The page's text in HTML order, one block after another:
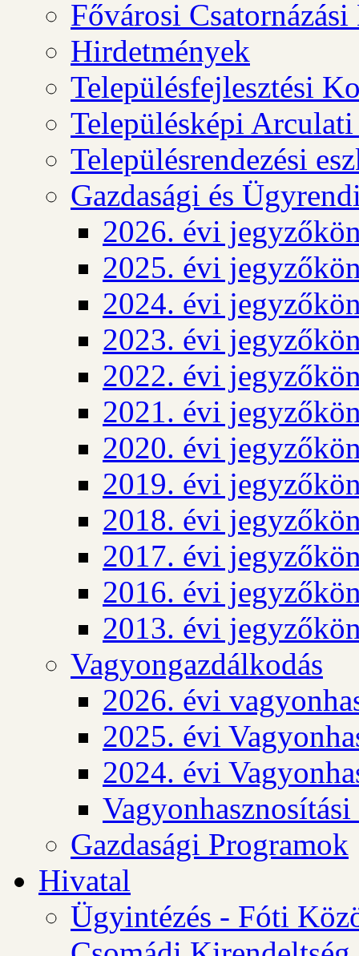
Fővárosi
Hirdetmények
Településfejlesztési
Településképi
Településrendezési
Gazdasági és
2026. évi
2025. évi
2024. évi
2023. évi
2022. évi
2021. évi
2020. évi
2019. évi
2018. évi
2017. évi
2016. évi
2013. évi
Vagyongazdálkodás
2026. évi
2025. évi
2024. évi
Gazdasági Programok
Hivatal
Ügyintézés - Fóti